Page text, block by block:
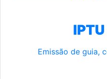
Emissão de guia,